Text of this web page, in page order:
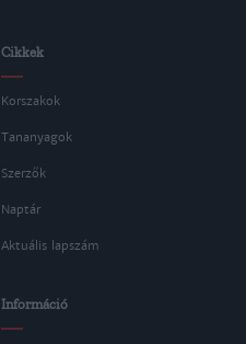
Cikkek
Korszakok
Tananyagok
Szerzők
Naptár
Aktuális lapszám
Információ